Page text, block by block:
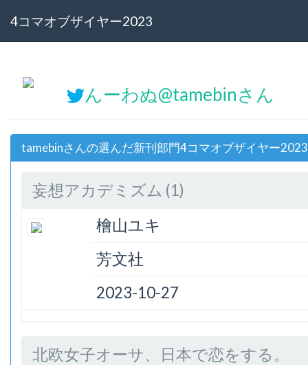
4コマオブザイヤー2023
んーわぬ@tamebinさん
tamebinさんの選んだ新刊部門4コマオブザイヤー
妄想アカデミズム (1)
檜山ユキ
芳文社
2023-10-27
北欧女子オーサ、日本で恋をする。